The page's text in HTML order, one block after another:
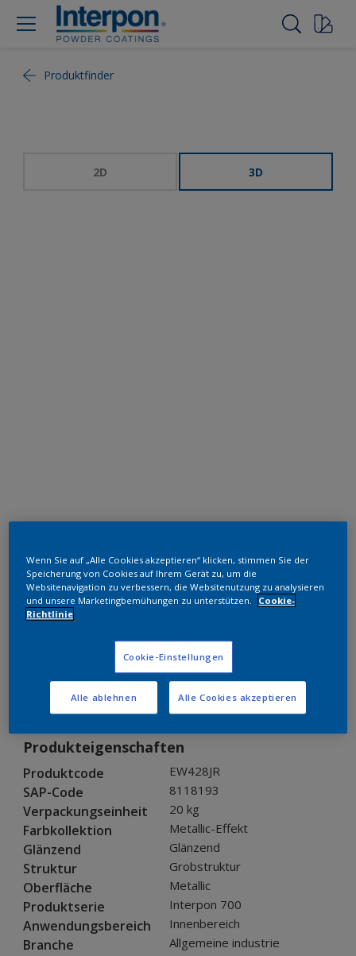
Produktfinder
2D 3D
Grey
EW428JR
Muster bestellen
Bestellen Sie direkt im Webshop
Produkteigenschaften
Produktcode EW428JR
SAP-Code 8118193
Verpackungseinheit 20 kg
Farbkollektion Metallic-Effekt
Glänzend Glänzend
Struktur Grobstruktur
Oberfläche Metallic
Produktserie Interpon 700
Anwendungsbereich Innenbereich
Branche Allgemeine industrie
Wenn Sie auf „Alle Cookies akzeptieren“ klicken, stimmen Sie der
Speicherung von Cookies auf Ihrem Gerät zu, um die
Websitenavigation zu verbessern, die Websitenutzung zu analysieren
und unsere Marketingbemühungen zu unterstützen.
Cookie-
Richtlinie
Cookie-Einstellungen
Alle ablehnen Alle Cookies akzeptieren